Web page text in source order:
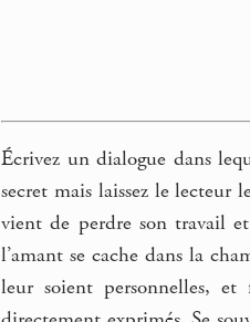
Écrivez un dialogue dans
secret mais laissez le
vient de perdre son travail
l’amant se cache dans la
leur soient personnelles,